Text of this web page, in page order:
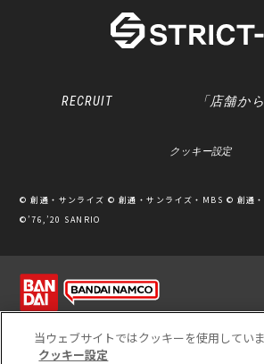
RECRUIT 「店舗か
クッキー設定
© 創通・サンライズ © 創通・サンライズ・MBS © 創通
©’76,’20 SANRIO
※写真のため、実際の商品と多少カラーが異なる場合があ
当ウェブサイトではクッキーを使用していま
クッキー設定